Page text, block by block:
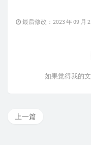
最后修改：2023 年 09 月
如果觉得我的
上一篇